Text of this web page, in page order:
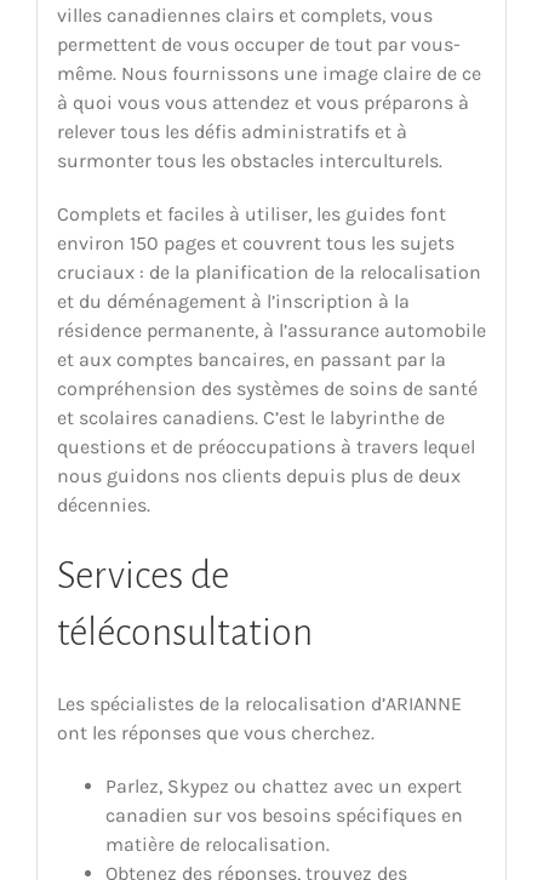
villes canadiennes clairs et complets, vous
permettent de vous occuper de tout par vous-
même. Nous fournissons une image claire de ce
à quoi vous vous attendez et vous préparons à
relever tous les défis administratifs et à
surmonter tous les obstacles interculturels.
Complets et faciles à utiliser, les guides font
environ 150 pages et couvrent tous les sujets
cruciaux : de la planification de la relocalisation
et du déménagement à l’inscription à la
résidence permanente, à l’assurance automobile
et aux comptes bancaires, en passant par la
compréhension des systèmes de soins de santé
et scolaires canadiens. C’est le labyrinthe de
questions et de préoccupations à travers lequel
nous guidons nos clients depuis plus de deux
décennies.
Services de
téléconsultation
Les spécialistes de la relocalisation d’ARIANNE
ont les réponses que vous cherchez.
Parlez, Skypez ou chattez avec un expert
canadien sur vos besoins spécifiques en
matière de relocalisation.
Obtenez des réponses, trouvez des